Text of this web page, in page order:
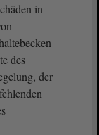
in
des
der